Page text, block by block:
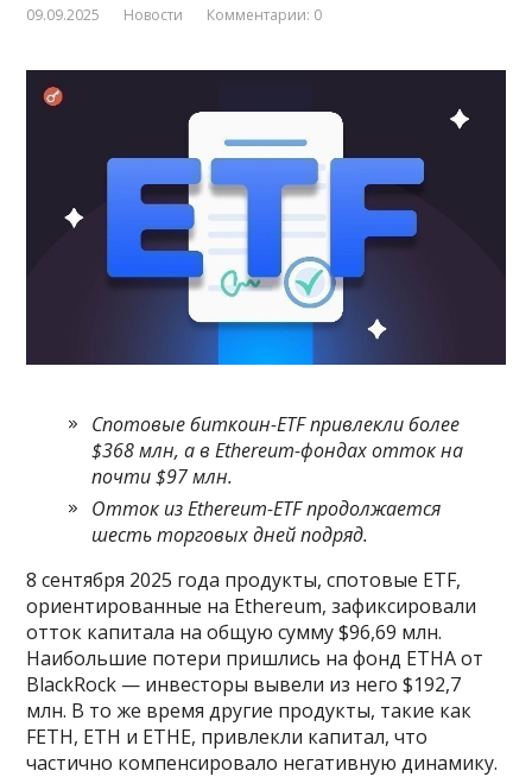
09.09.2025 Новости Комментарии: 0
Спотовые биткоин-ETF привлекли более
$368 млн, а в Ethereum-фондах отток на
почти $97 млн.
Отток из Ethereum-ETF продолжается
шесть торговых дней подряд.
8 сентября 2025 года продукты, спотовые ETF,
ориентированные на Ethereum, зафиксировали
отток капитала на общую сумму $96,69 млн.
Наибольшие потери пришлись на фонд ETHA от
BlackRock — инвесторы вывели из него $192,7
млн. В то же время другие продукты, такие как
FETH, ETH и ETHE, привлекли капитал, что
частично компенсировало негативную динамику.